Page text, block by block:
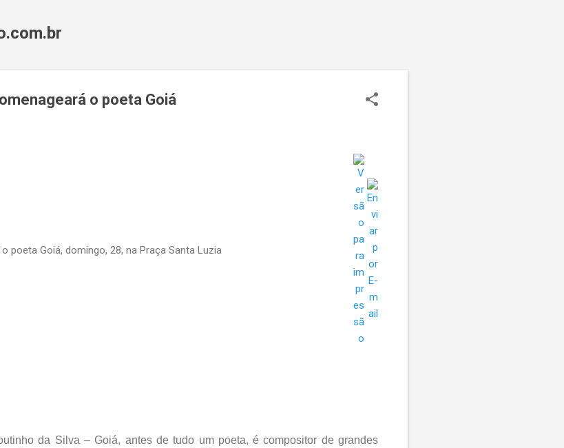
o poeta Goiá
poeta Goiá, domingo, 28, na Praça Santa Luzia
da Silva – Goiá, antes de tudo um poeta, é compositor de grandes